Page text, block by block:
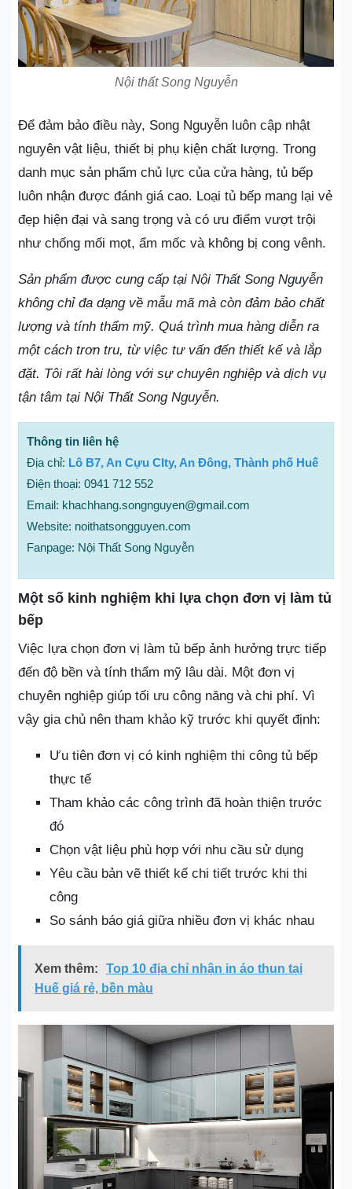
Nội thất Song Nguyễn
Để đảm bảo điều này, Song Nguyễn luôn cập nhật
nguyên vật liệu, thiết bị phụ kiện chất lượng. Trong
danh mục sản phẩm chủ lực của cửa hàng, tủ bếp
luôn nhận được đánh giá cao. Loại tủ bếp mang lại vẻ
đẹp hiện đại và sang trọng và có ưu điểm vượt trội
như chống mối mọt, ẩm mốc và không bị cong vênh.
Sản phẩm được cung cấp tại Nội Thất Song Nguyễn
không chỉ đa dạng về mẫu mã mà còn đảm bảo chất
lượng và tính thẩm mỹ. Quá trình mua hàng diễn ra
một cách trơn tru, từ việc tư vấn đến thiết kế và lắp
đặt. Tôi rất hài lòng với sự chuyên nghiệp và dịch vụ
tận tâm tại Nội Thất Song Nguyễn.
Thông tin liên hệ
Địa chỉ: Lô B7, An Cựu CIty, An Đông, Thành phố Huế
Điện thoại: 0941 712 552
Email: khachhang.songnguyen@gmail.com
Website: noithatsongguyen.com
Fanpage: Nội Thất Song Nguyễn
Một số kinh nghiệm khi lựa chọn đơn vị làm tủ
bếp
Việc lựa chọn đơn vị làm tủ bếp ảnh hưởng trực tiếp
đến độ bền và tính thẩm mỹ lâu dài. Một đơn vị
chuyên nghiệp giúp tối ưu công năng và chi phí. Vì
vậy gia chủ nên tham khảo kỹ trước khi quyết định:
Ưu tiên đơn vị có kinh nghiệm thi công tủ bếp
thực tế
Tham khảo các công trình đã hoàn thiện trước
đó
Chọn vật liệu phù hợp với nhu cầu sử dụng
Yêu cầu bản vẽ thiết kế chi tiết trước khi thi
công
So sánh báo giá giữa nhiều đơn vị khác nhau
Xem thêm:
Top 10 địa chỉ nhận in áo thun tại
Huế giá rẻ, bền màu